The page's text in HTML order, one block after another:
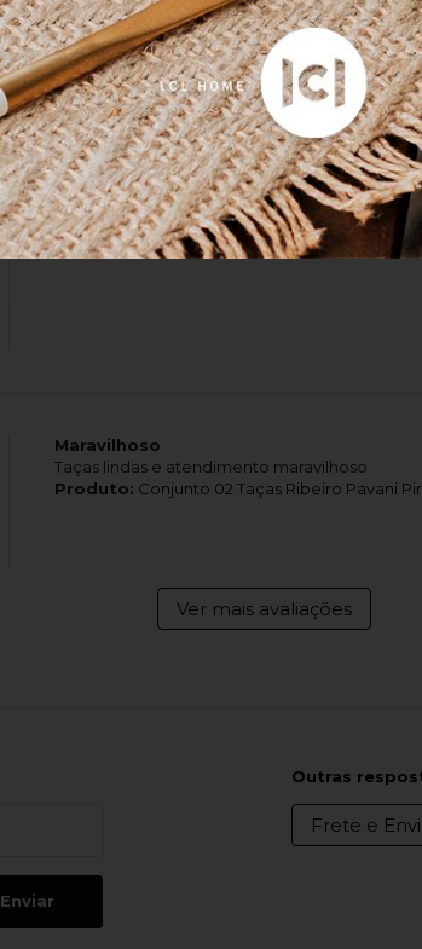
Produto:Kit 03 Peças Colcha Queen Magna
Produto:Jogo 2 Fronhas Gran Percalle
Maravilhoso
Taças lindas e atendimento maravilhoso
Produto: Conjunto 02 Taças Ribeiro Pavani
Ver mais avaliações
Enviar
Outras
Frete e